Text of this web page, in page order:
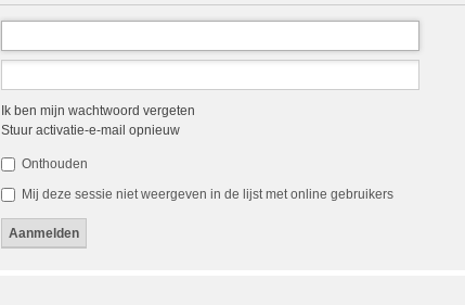
Ik ben mijn wachtwoord vergeten
Stuur activatie-e-mail opnieuw
Onthouden
Mij deze sessie niet weergeven in de lijst met online gebruikers